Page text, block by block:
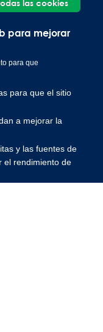
para mejorar
para que
para que el sitio
a mejorar la
y las fuentes de
el rendimiento de
las cookies
Germany |
Lee Spring Company